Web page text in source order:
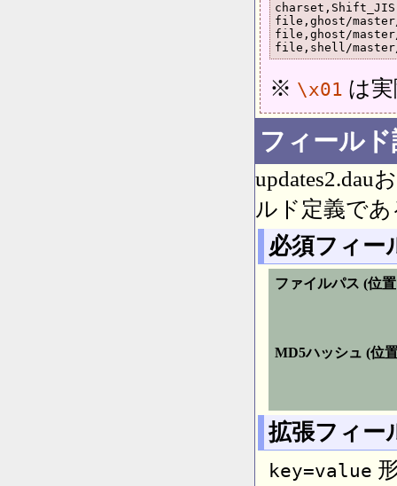
charset,Shift_JIS
file,ghost/
file,ghost/
file,shell/
※ \x01 は
フィール
updates2.dau
ルド定義で
必須フィー
ファイルパス (位
MD5ハッシュ (位
拡張フィー
key=value